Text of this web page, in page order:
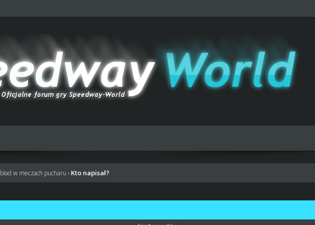
bład w meczach pucharu › Kto napisał?